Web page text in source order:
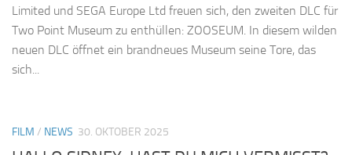
Limited und SEGA Europe Ltd freuen sich, den zweiten DLC für
Two Point Museum zu enthüllen: ZOOSEUM. In diesem wilden
neuen DLC öffnet ein brandneues Museum seine Tore, das
sich...
FILM / NEWS 30. OKTOBER 2025